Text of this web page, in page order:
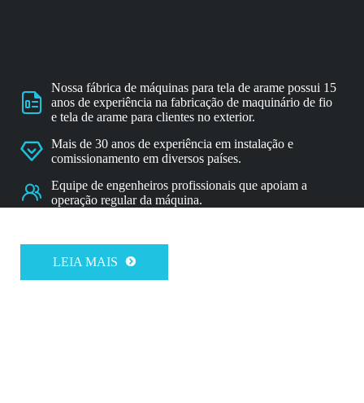

Nossa fábrica de máquinas para tela de arame possui 15
anos de experiência na fabricação de maquinário de fio
e tela de arame para clientes no exterior.
 Mais de 30 anos de experiência em instalação e
comissionamento em diversos países.

Equipe de engenheiros profissionais que apoiam a
operação regular da máquina.
LEIA MAIS